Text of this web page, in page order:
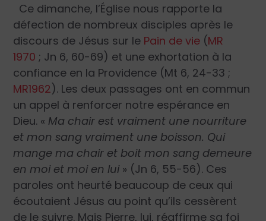
Ce dimanche, l’Église nous rapporte la
défection de nombreux disciples après le
discours de Jésus sur le Pain de vie (MR
1970 ; Jn 6, 60-69) et une exhortation à la
confiance en la Providence (Mt 6, 24-33 ;
MR1962). Les deux passages ont en commun
un appel à renforcer notre espérance en
Dieu. « Ma chair est vraiment une nourriture
et mon sang vraiment une boisson. Qui
mange ma chair et boit mon sang demeure
en moi et moi en lui » (Jn 6, 55-56). Ces
paroles ont heurté beaucoup de ceux qui
écoutaient Jésus au point qu’ils cessèrent
de le suivre. Mais Pierre, lui, réaffirme sa foi